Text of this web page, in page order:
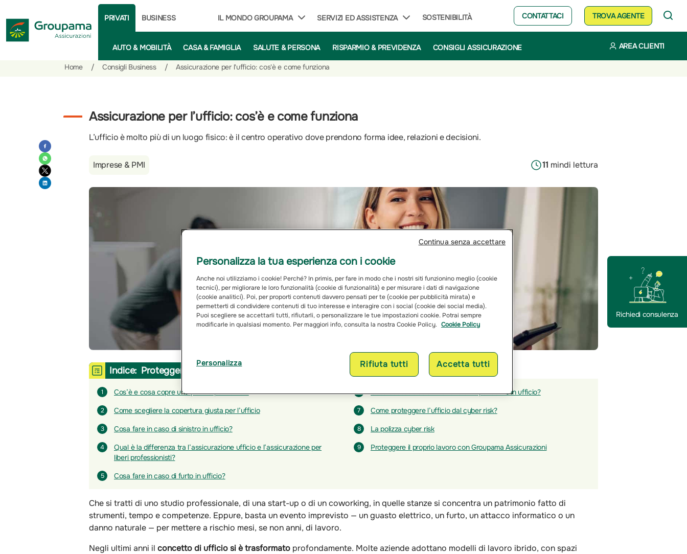
PRIVATI BUSINESS IL MONDO GROUPAMA SERVIZI ED ASSISTENZA SOSTENIBILITÀ CONTATTACI TROVA AGENTE
AUTO & MOBILITÀ CASA & FAMIGLIA SALUTE & PERSONA RISPARMIO & PREVIDENZA CONSIGLI ASSICURAZIONE AREA CLIENTI
Home / Consigli Business / Assicurazione per l'ufficio: cos'è e come funziona
Richiedi consulenza
Assicurazione per l’ufficio: cos’è e come funziona
L’ufficio è molto più di un luogo fisico: è il centro operativo dove prendono forma idee, relazioni e decisioni.
Imprese & PMI 11 mindi lettura
Indice: Proteggere il proprio lavoro con Groupama Assicurazioni
1 Cos’è e cosa copre una polizza per l’ufficio
2 Come scegliere la copertura giusta per l’ufficio
3 Cosa fare in caso di sinistro in ufficio?
4
Qual è la differenza tra l’assicurazione ufficio e l’assicurazione per
liberi professionisti?
5 Cosa fare in caso di furto in ufficio?
6 Cosa succede se si infortuna un dipendente in ufficio?
7 Come proteggere l’ufficio dal cyber risk?
8 La polizza cyber risk
9 Proteggere il proprio lavoro con Groupama Assicurazioni
Che si tratti di uno studio professionale, di una start-up o di un coworking, in quelle stanze si concentra un patrimonio fatto di
strumenti, tempo e competenze. Eppure, basta un evento imprevisto — un guasto elettrico, un furto, un attacco informatico o un
danno naturale — per mettere a rischio mesi, se non anni, di lavoro.
Negli ultimi anni il concetto di ufficio si è trasformato profondamente. Molte aziende adottano modelli di lavoro ibrido, con spazi
Personalizza la tua esperienza con i cookie
Anche noi utilizziamo i cookie! Perché? In primis, per fare in modo che i nostri siti funzionino meglio (cookie
tecnici), per migliorare le loro funzionalità (cookie di funzionalità) e per misurare i dati di navigazione
(cookie analitici). Poi, per proporti contenuti davvero pensati per te (cookie per pubblicità mirata) e
permetterti di condividere contenuti di tuo interesse e interagire con i social (cookie dei social media).
Puoi scegliere se accettarli tutti, rifiutarli, o personalizzare le tue impostazioni cookie. Potrai sempre
modificarle in qualsiasi momento. Per maggiori info, consulta la nostra Cookie Policy. Cookie Policy
Rifiuta tutti Accetta tutti
Personalizza
Continua senza accettare